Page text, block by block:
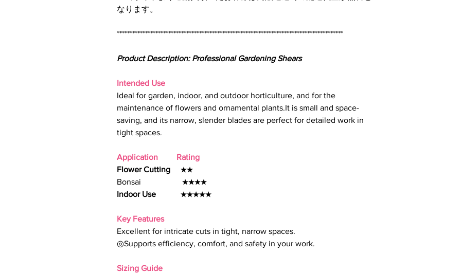
なります。
****************************************************************************************
Product Description: Professional Gardening Shears
Intended Use
Ideal for garden, indoor, and outdoor horticulture, and for the
maintenance of flowers and ornamental plants.It is small and space-
saving, and its narrow, slender blades are perfect for detailed work in
tight spaces.
Application Rating
Flower Cutting ★★
Bonsai ★★★★
Indoor Use ★★★★★
Key Features
Excellent for intricate cuts in tight, narrow spaces.
◎Supports efficiency, comfort, and safety in your work.
Sizing Guide